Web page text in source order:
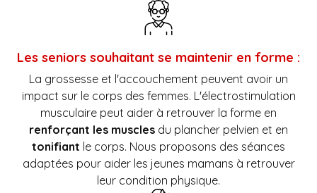
Les seniors souhaitant se maintenir en forme :
La grossesse et l'accouchement peuvent avoir un
impact sur le corps des femmes. L'électrostimulation
musculaire peut aider à retrouver la forme en
renforçant les muscles du plancher pelvien et en
tonifiant le corps. Nous proposons des séances
adaptées pour aider les jeunes mamans à retrouver
leur condition physique.